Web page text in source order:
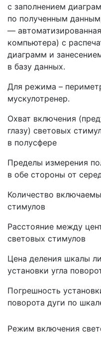
с заполнением
по полученным
— автоматизированная
компьютера) с
диаграмм и
в базу данных.
Для режима –
мускулотренер.
Охват включения
глазу) световых
в полусфере
Пределы измерения
в обе стороны от
Количество
стимулов
Расстояние между
световых стимулов
Цена деления шкалы
установки угла
Погрешность
поворота дуги по
Режим включения